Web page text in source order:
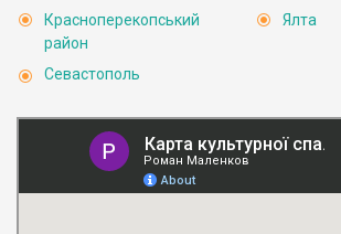
Красноперекопський
район
Севастополь
Ялта